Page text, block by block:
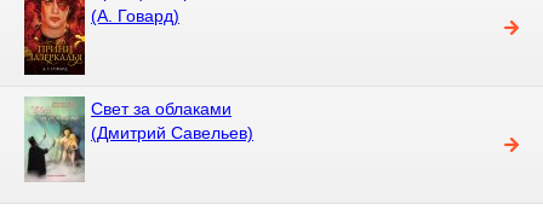
(А. Говард)
Свет за облаками
(Дмитрий Савельев)